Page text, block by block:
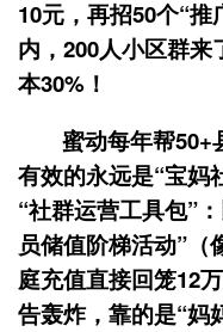
10元，再招50个“推
内，200人小区群来
本30%！
蜜动每年帮50+
有效的永远是“宝妈
“社群运营工具包”
员储值阶梯活动”（
庭充值直接回笼12
告轰炸，靠的是“妈